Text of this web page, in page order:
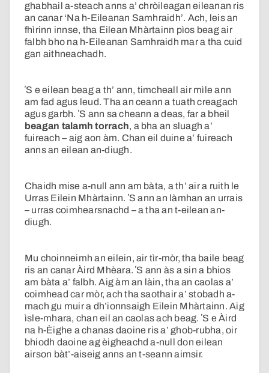
ghabhail a-steach anns a’ chròileagan eileanan ris
an canar ‘Na h-Eileanan Samhraidh’. Ach, leis an
fhìrinn innse, tha Eilean Mhàrtainn pìos beag air
falbh bho na h-Eileanan Samhraidh mar a tha cuid
gan aithneachadh.
ʼS e eilean beag a th’ ann, timcheall air mìle ann
am fad agus leud. Tha an ceann a tuath creagach
agus garbh. ʼS ann sa cheann a deas, far a bheil
beagan talamh torrach, a bha an sluagh a’
fuireach – aig aon àm. Chan eil duine a’ fuireach
anns an eilean an-diugh.
Chaidh mise a-null ann am bàta, a th’ air a ruith le
Urras Eilein Mhàrtainn. ʼS ann an làmhan an urrais
– urras coimhearsnachd – a tha an t-eilean an-
diugh.
Mu choinneimh an eilein, air tìr-mòr, tha baile beag
ris an canar Àird Mhèara. ʼS ann às a sin a bhios
am bàta a’ falbh. Aig àm an làin, tha an caolas a’
coimhead car mòr, ach tha saothair a’ stobadh a-
mach gu muir a dh’ionnsaigh Eilein Mhàrtainn. Aig
ìsle-mhara, chan eil an caolas ach beag. ʼS e Àird
na h-Èighe a chanas daoine ris a’ ghob-rubha, oir
bhiodh daoine ag èigheachd a-null don eilean
airson bàt’-aiseig anns an t-seann aimsir.